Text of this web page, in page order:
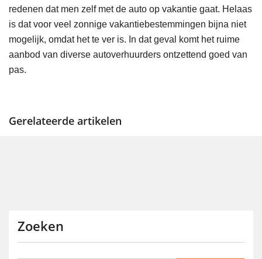
redenen dat men zelf met de auto op vakantie gaat. Helaas
is dat voor veel zonnige vakantiebestemmingen bijna niet
mogelijk, omdat het te ver is. In dat geval komt het ruime
aanbod van diverse autoverhuurders ontzettend goed van
pas.
Gerelateerde artikelen
Zoeken